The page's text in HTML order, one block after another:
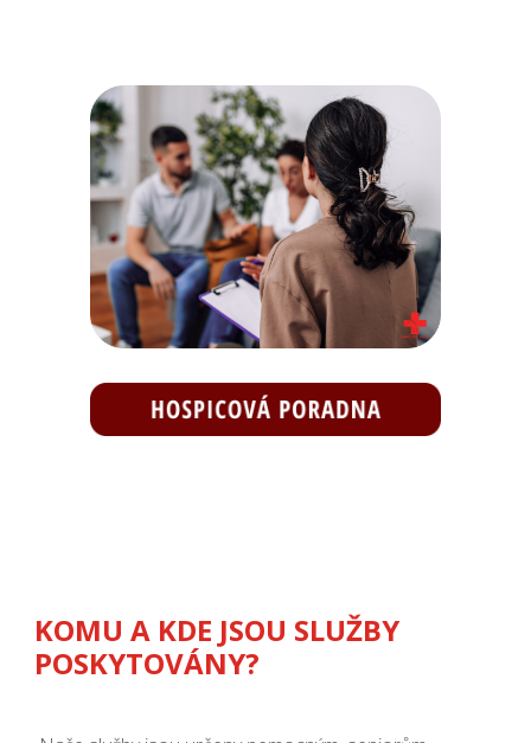
KOMU A KDE JSOU SLUŽBY
POSKYTOVÁNY?